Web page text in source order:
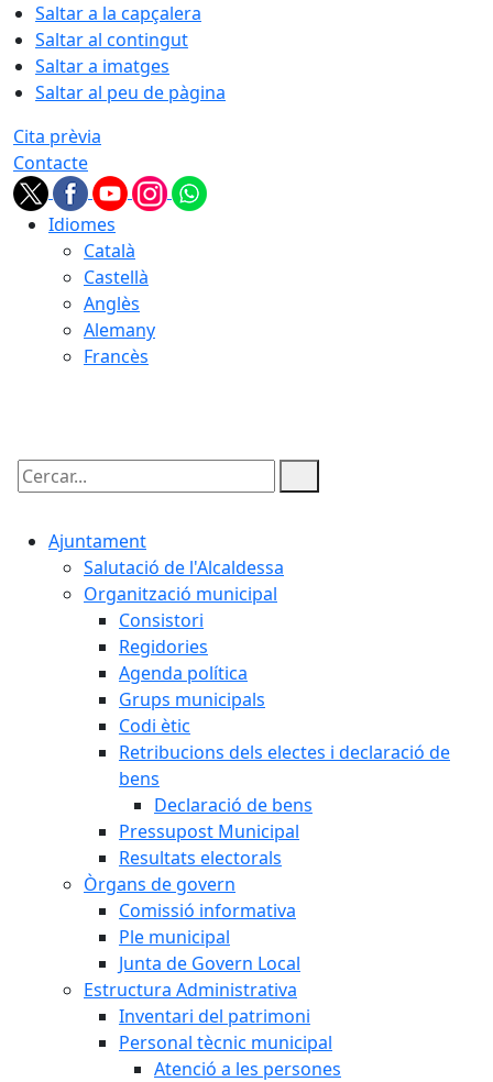
Saltar a la capçalera
Saltar al contingut
Saltar a imatges
Saltar al peu de pàgina
Cita prèvia
Contacte
Idiomes
Català
Castellà
Anglès
Alemany
Francès
Cercar:
Ajuntament
Salutació de l'Alcaldessa
Organització municipal
Consistori
Regidories
Agenda política
Grups municipals
Codi ètic
Retribucions dels electes i declaració de
bens
Declaració de bens
Pressupost Municipal
Resultats electorals
Òrgans de govern
Comissió informativa
Ple municipal
Junta de Govern Local
Estructura Administrativa
Inventari del patrimoni
Personal tècnic municipal
Atenció a les persones